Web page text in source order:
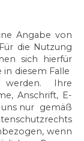
Angabe von
die Nutzung
sich hierfür
diesem Falle
werden. Ihre
Anschrift, E-
uns nur gemäß
wenn